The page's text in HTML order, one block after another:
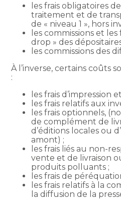
les frais obligatoires
traitement et de
de « niveau 1 », hors
les commissions et
drop » des
les commissions des
À l’inverse, certains coûts
:
les frais d’impression
les frais relatifs aux
les frais optionnels,
de complément de
d’éditions locales ou
amont) ;
les frais liés au non-
vente et de livraison
produits polluants ;
les frais de
les frais relatifs à la
la diffusion de la